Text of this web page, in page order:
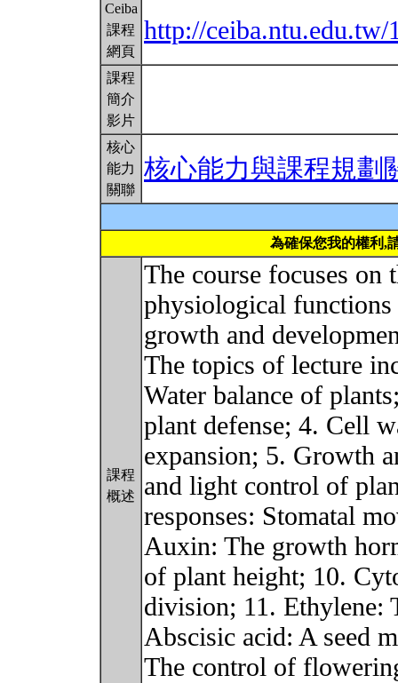
Ceiba
課程
網頁
http://
課程
簡介
影片
核心
能力
關聯
核心能力與課程規劃
為確保您我的權利,
課程
概述
The course focuses on
physiological
growth and
The topics of lecture
Water balance of
plant defense; 4. Cell
expansion; 5. Growth
and light control of
responses: Stomatal
Auxin: The growth
of plant height; 10.
division; 11. Ethylene:
Abscisic acid: A seed
The control of